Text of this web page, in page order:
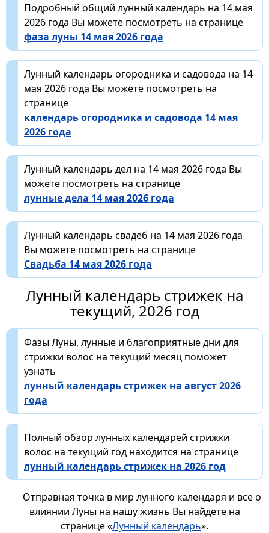
Подробный общий лунный календарь на 14 мая
2026 года Вы можете посмотреть на странице
фаза луны 14 мая 2026 года
Лунный календарь огородника и садовода на 14
мая 2026 года Вы можете посмотреть на
странице
календарь огородника и садовода 14 мая
2026 года
Лунный календарь дел на 14 мая 2026 года Вы
можете посмотреть на странице
лунные дела 14 мая 2026 года
Лунный календарь свадеб на 14 мая 2026 года
Вы можете посмотреть на странице
Свадьба 14 мая 2026 года
Лунный календарь стрижек на
текущий, 2026 год
Фазы Луны, лунные и благоприятные дни для
стрижки волос на текущий месяц поможет
узнать
лунный календарь стрижек на август 2026
года
Полный обзор лунных календарей стрижки
волос на текущий год находится на странице
лунный календарь стрижек на 2026 год
Отправная точка в мир лунного календаря и все о
влиянии Луны на нашу жизнь Вы найдете на
странице «Лунный календарь».